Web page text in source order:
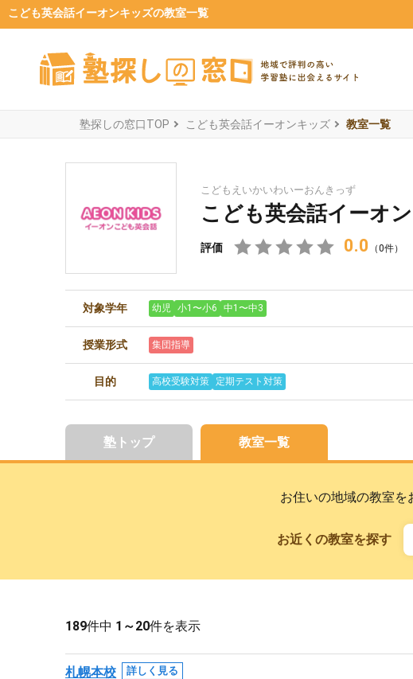
こども英会話イーオンキッズの教室一覧
塾探しの窓口TOP こども英会話イーオンキッズ 教室一覧
こどもえいかいわいーおんきっず
こども英会話イーオ
評価 0.0 （0件）
対象学年 幼児 小1〜小6 中1〜中3
授業形式 集団指導
目的 高校受験対策 定期テスト対策
塾トップ 教室一覧
お住いの地域の教室を
お近くの教室を探す
189件中 1～20件を表示
札幌本校 詳しく見る